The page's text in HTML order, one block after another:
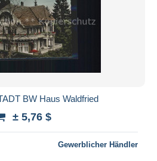
BW Haus Waldfried
± 5,76 $
Gewerblicher Händler